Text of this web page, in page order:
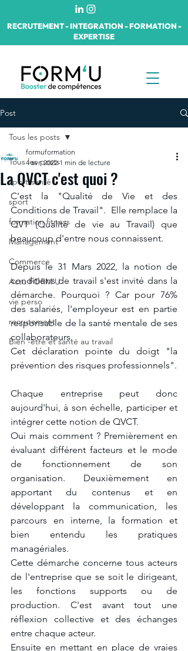
RECRUTEMENT - INTEGRATION - FORMATION -
EXPERTISE
Post
Tous les posts
sport-santé
sport
formation fitness
Management
Commerce
Actu FORM'U
vie perso
recrutement
Bien -être et santé au travail
Tous les posts
La QVCT c'est quoi ?
formuformation
4 avr. 2022 1 min de lecture
C'est la "Qualité de Vie et des
Conditions de Travail".  Elle remplace la
QVT (Qualité de vie au Travail) que
beaucoup d'entre nous connaissent.
Depuis le 31 Mars 2022, la notion de
conditions de travail s'est invité dans la
démarche. Pourquoi ? Car pour 76%
des salariés, l'employeur est en partie
responsable de la santé mentale de ses
collaborateurs.
Cet déclaration pointe du doigt "la
Chaque entreprise peut donc
aujourd'hui, à son échelle, participer et
intégrer cette notion de QVCT.
Oui mais comment ? Premièrement en
évaluant différent facteurs et le mode
de fonctionnement de son
organisation. Deuxièmement en
apportant du contenus et en
développant la communication, les
parcours en interne, la formation et
bien entendu les pratiques
managériales.
Cette démarche concerne tous acteurs
de l'entreprise que se soit le dirigeant,
les fonctions supports ou de
production. C'est avant tout une
réflexion collective et des échanges
entre chaque acteur.
Ensuite en mettant en place de vraies